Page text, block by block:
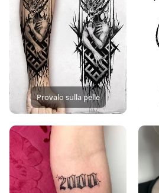
Provalo sulla pelle